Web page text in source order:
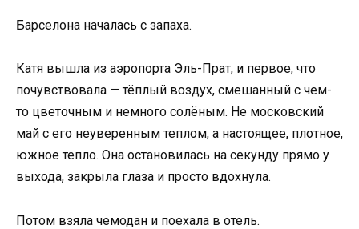
Барселона началась с запаха.
Катя вышла из аэропорта Эль-Прат, и первое, что
почувствовала — тёплый воздух, смешанный с чем-
то цветочным и немного солёным. Не московский
май с его неуверенным теплом, а настоящее, плотное,
южное тепло. Она остановилась на секунду прямо у
выхода, закрыла глаза и просто вдохнула.
Потом взяла чемодан и поехала в отель.